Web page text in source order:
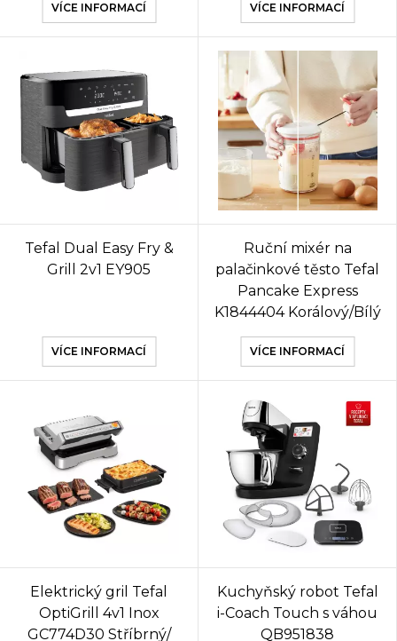
VÍCE INFORMACÍ VÍCE INFORMACÍ
Tefal Dual Easy Fry &
Grill 2v1 EY905
VÍCE INFORMACÍ
Ruční mixér na
palačinkové těsto Tefal
Pancake Express
K1844404 Korálový/Bílý
VÍCE INFORMACÍ
Elektrický gril Tefal
OptiGrill 4v1 Inox
GC774D30 Stříbrný/
Kuchyňský robot Tefal
i-Coach Touch s váhou
QB951838